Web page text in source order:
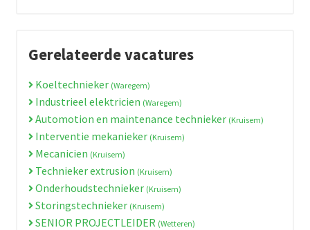
Gerelateerde vacatures
Koeltechnieker (Waregem)
Industrieel elektricien (Waregem)
Automotion en maintenance technieker (Kruisem)
Interventie mekanieker (Kruisem)
Mecanicien (Kruisem)
Technieker extrusion (Kruisem)
Onderhoudstechnieker (Kruisem)
Storingstechnieker (Kruisem)
SENIOR PROJECTLEIDER (Wetteren)